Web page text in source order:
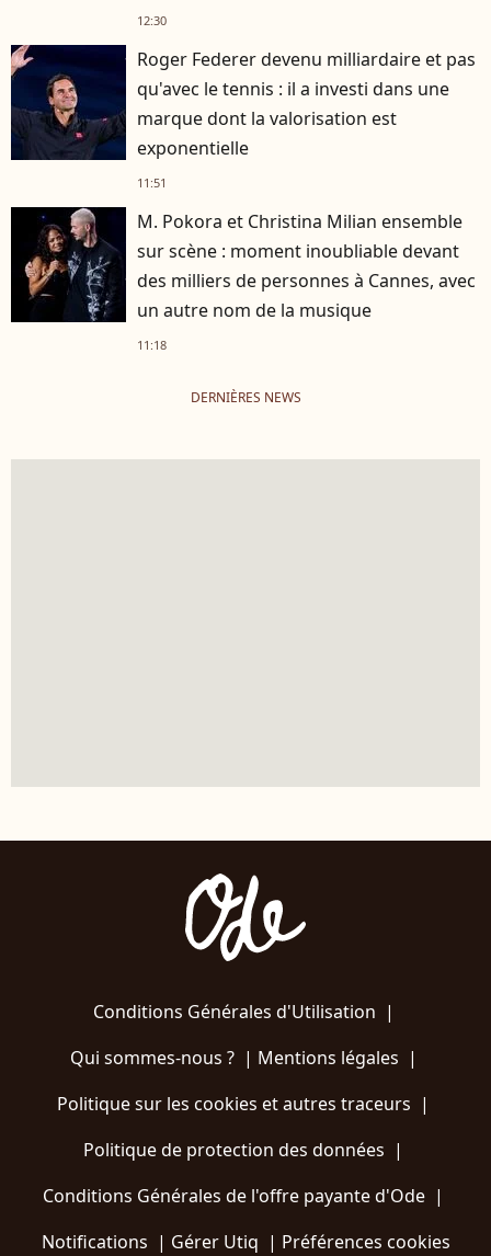
12:30
Roger Federer devenu milliardaire et pas
qu'avec le tennis : il a investi dans une
marque dont la valorisation est
exponentielle
11:51
M. Pokora et Christina Milian ensemble
sur scène : moment inoubliable devant
des milliers de personnes à Cannes, avec
un autre nom de la musique
11:18
DERNIÈRES NEWS
Conditions Générales d'Utilisation |
Qui sommes-nous ?| Mentions légales |
Politique sur les cookies et autres traceurs |
Politique de protection des données |
Conditions Générales de l'offre payante d'Ode |
Notifications | Gérer Utiq | Préférences cookies